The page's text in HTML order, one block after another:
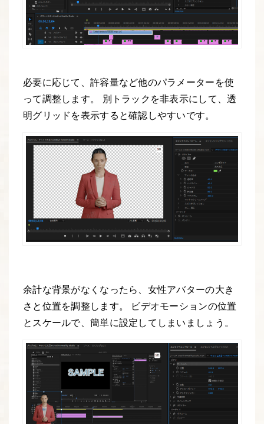
必要に応じて、許容量など他のパラメーターを使
って調整します。 別トラックを非表示にして、透
明グリッドを表示すると確認しやすいです。
余計な背景がなくなったら、女性アバターの大き
さと位置を調整します。 ビデオモーションの位置
とスケールで、簡単に設定してしまいましょう。